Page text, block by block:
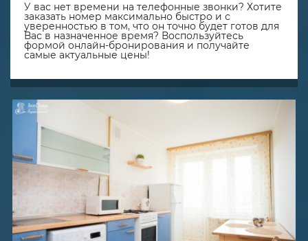
У вас нет времени на телефонные звонки? Хотите
заказать номер максимально быстро и с
уверенностью в том, что он точно будет готов для
Вас в назначенное время? Воспользуйтесь
формой онлайн-бронирования и получайте
самые актуальные цены!